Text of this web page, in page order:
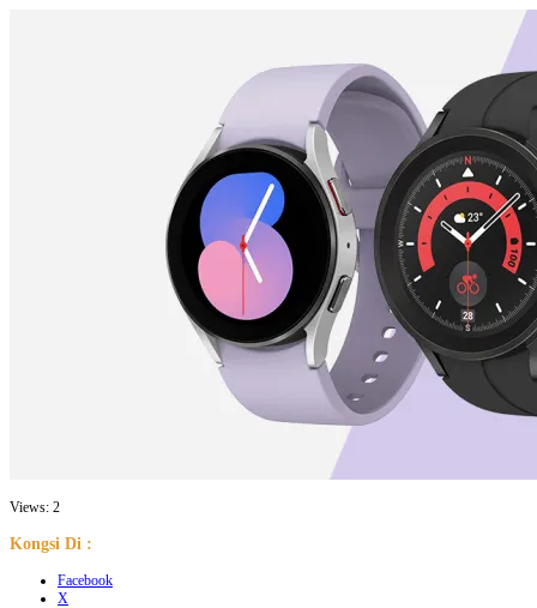
Views: 2
Kongsi Di :
Facebook
X